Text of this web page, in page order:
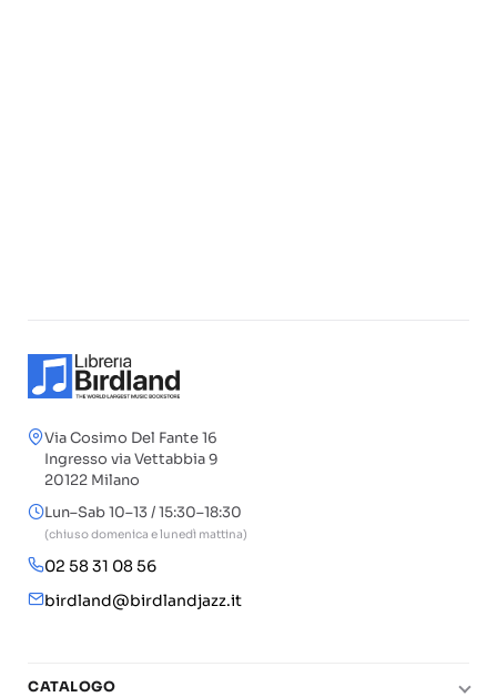
Via Cosimo Del Fante 16
Ingresso via Vettabbia 9
20122 Milano
Lun–Sab 10–13 / 15:30–18:30
(chiuso domenica e lunedì mattina)
02 58 31 08 56
birdland@birdlandjazz.it
CATALOGO